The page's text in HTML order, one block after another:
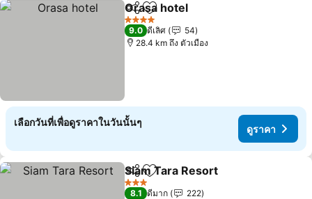
แชร์ เพิ่มในรายการโปรด
Orasa hotel
4 ดาว
9.0 ดีเลิศ
54
28.4 km ถึง ตัวเมือง
เลือกวันที่เพื่อดูราคาในวันนั้นๆ
ดูราคา
แชร์ เพิ่มในรายการโปรด
Siam Tara Resort
3 ดาว
8.1 ดีมาก
222